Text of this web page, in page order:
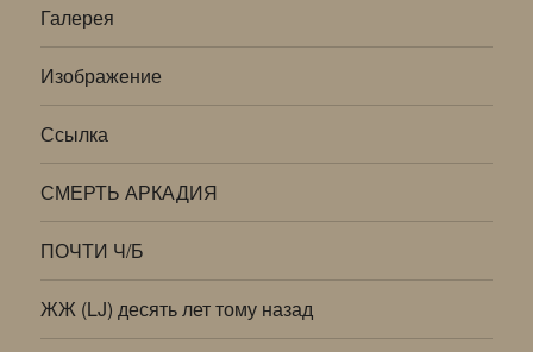
Галерея
Изображение
Ссылка
СМЕРТЬ АРКАДИЯ
ПОЧТИ Ч/Б
ЖЖ (LJ) десять лет тому назад